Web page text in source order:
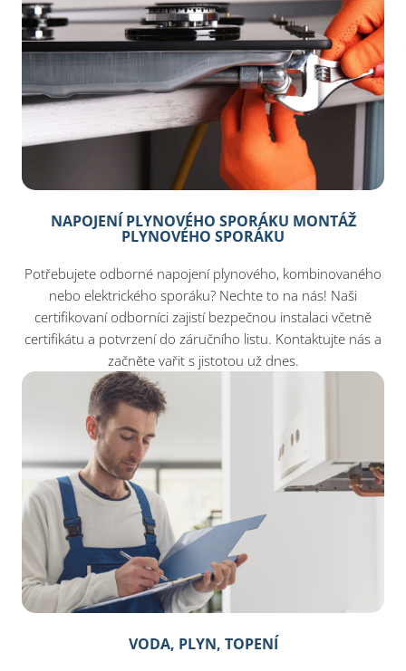
NAPOJENÍ PLYNOVÉHO SPORÁKU MONTÁŽ
PLYNOVÉHO SPORÁKU
Potřebujete odborné napojení plynového, kombinovaného
nebo elektrického sporáku? Nechte to na nás! Naši
certifikovaní odborníci zajistí bezpečnou instalaci včetně
certifikátu a potvrzení do záručního listu. Kontaktujte nás a
začněte vařit s jistotou už dnes.
VODA, PLYN, TOPENÍ